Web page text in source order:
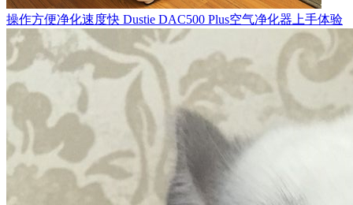
操作方便净化速度快 Dustie DAC500 Plus空气净化器上手体验